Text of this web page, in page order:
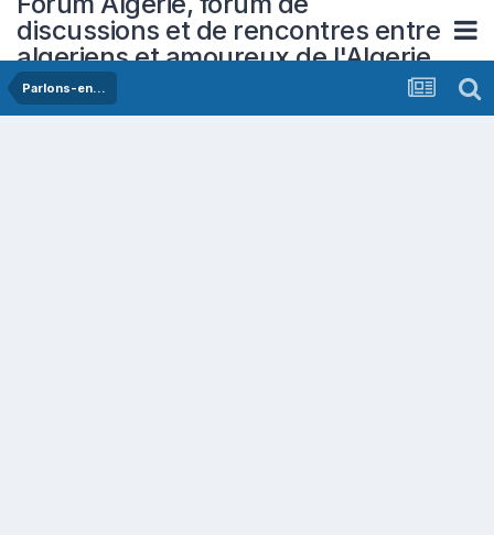
discussions et de rencontres entre
algeriens et amoureux de l'Algerie
Parlons-en...